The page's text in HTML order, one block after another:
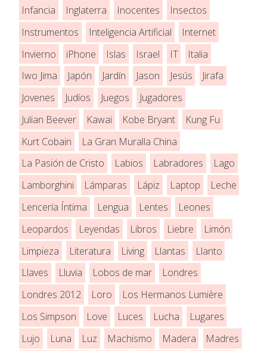
Infancia
Inglaterra Inocentes
Insectos
Instrumentos
Inteligencia Artificial
Internet
Invierno
iPhone Islas Israel IT
Italia
Iwo Jima
Japón Jardín Jason Jesús
Jirafa
Jovenes
Judíos Juegos
Jugadores
Julian Beever
Kawai Kobe Bryant
Kung Fu
Kurt Cobain
La Gran Muralla China
La Pasión de Cristo
Labios Labradores
Lago
Lamborghini
Lámparas Lápiz Laptop
Leche
Lencería Íntima
Lengua Lentes
Leones
Leopardos
Leyendas Libros Liebre
Limón
Limpieza
Literatura Living Llantas
Llanto
Llaves
Lluvia Lobos de mar
Londres
Londres 2012
Loro
Los Hermanos Lumière
Los Simpson
Love Luces Lucha
Lugares
Lujo
Luna Luz Machismo Madera Madres